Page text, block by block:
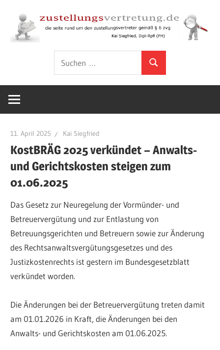
Inhalt
springen
gemäß
6
ZVG
Suchen
11. April 2025 Kai Siegfried
KostBRÄG 2025 verkündet – Anwalts-
und Gerichtskosten steigen zum
01.06.2025
Das Gesetz zur Neuregelung der Vormünder- und
Betreuervergütung und zur Entlastung von
Betreuungsgerichten und Betreuern sowie zur Änderung
des Rechtsanwaltsvergütungsgesetzes und des
Justizkostenrechts ist gestern im Bundesgesetzblatt
verkündet worden.
Die Änderungen bei der Betreuervergütung treten damit
am 01.01.2026 in Kraft, die Änderungen bei den
Anwalts- und Gerichtskosten am 01.06.2025.